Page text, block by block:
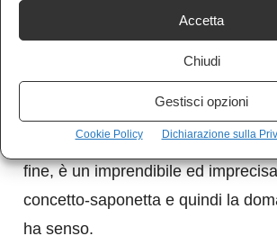
Accetta
Chiudi
Gestisci opzioni
Cookie Policy Dichiarazione sulla
rivedere, collegare tra loro,
ambientare in storia e geografia,
antropo-culturali e vari tipi di
tassonomiche che si perdono nelle
eccezioni a gran sempre più fine;
fine, è un imprendibile ed
concetto-saponetta e quindi la
ha senso.